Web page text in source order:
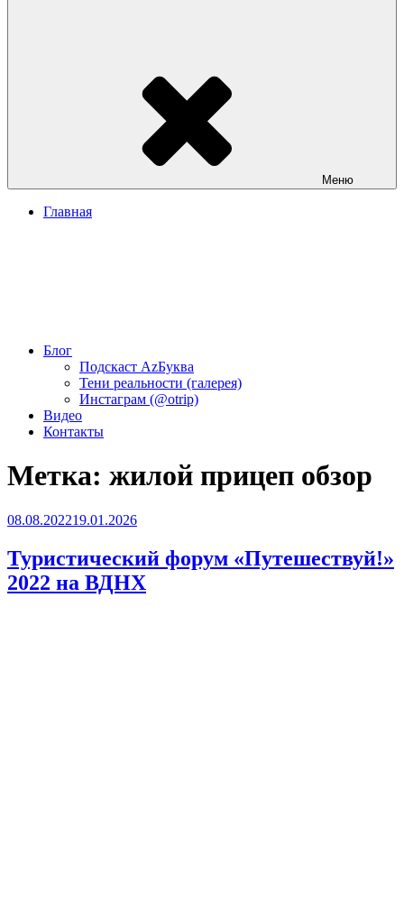
Меню
Главная
Блог
Подскаст АzБуква
Тени реальности (галерея)
Инстаграм (@otrip)
Видео
Контакты
Метка: жилой прицеп обзор
Опубликовано
08.08.202219.01.2026
Туристический форум «Путешествуй!»
2022 на ВДНХ